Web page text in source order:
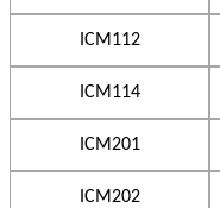
ICM112
ICM114
ICM201
ICM202